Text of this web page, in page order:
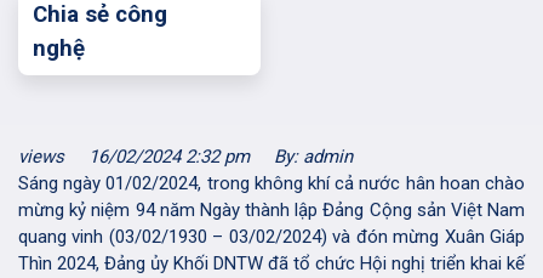
Chia sẻ công
nghệ
views 16/02/2024 2:32 pm
By: admin
Sáng ngày 01/02/2024, trong không khí cả nước hân hoan chào
mừng kỷ niệm 94 năm Ngày thành lập Đảng Cộng sản Việt Nam
quang vinh (03/02/1930 – 03/02/2024) và đón mừng Xuân Giáp
Thìn 2024, Đảng ủy Khối DNTW đã tổ chức Hội nghị triển khai kế